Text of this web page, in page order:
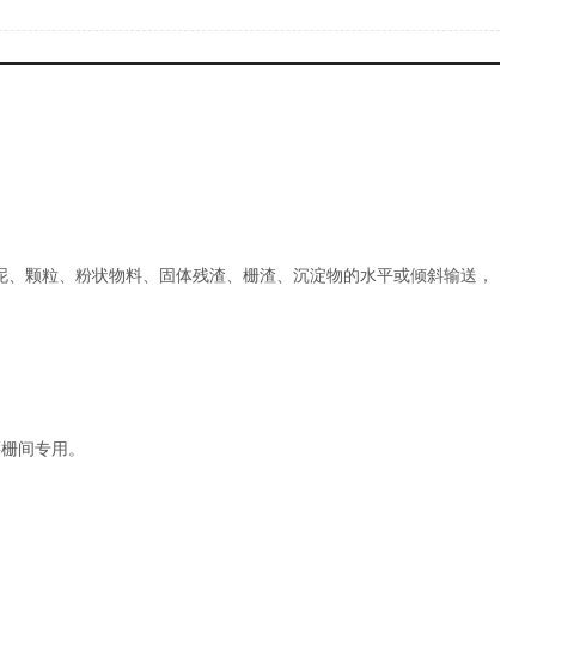
颗粒、粉状物料、固体残渣、栅渣、沉淀物的水平或倾斜输送，
间专用。